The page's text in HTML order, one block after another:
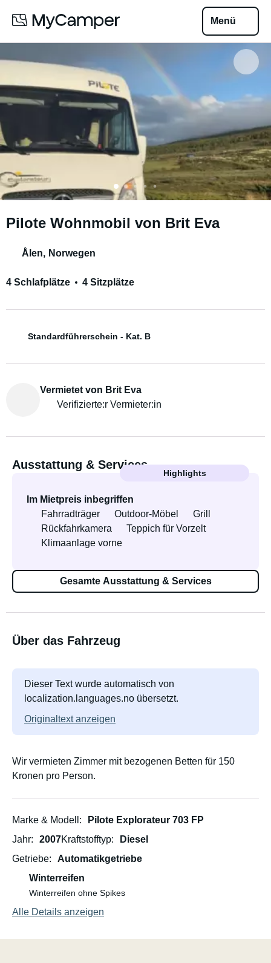
Menü
Pilote Wohnmobil von Brit Eva
Ålen, Norwegen
4 Schlafplätze 4 Sitzplätze
Standardführerschein - Kat. B
Vermietet von Brit Eva
Verifizierte:r Vermieter:in
Ausstattung & Services
Highlights
Im Mietpreis inbegriffen
Fahrradträger
Outdoor-Möbel
Grill
Rückfahrkamera
Teppich für Vorzelt
Klimaanlage vorne
Gesamte Ausstattung & Services
Über das Fahrzeug
Dieser Text wurde automatisch von
localization.languages.no übersetzt.
Originaltext anzeigen
Wir vermieten Zimmer mit bezogenen Betten für 150
Kronen pro Person.
Marke & Modell
Pilote Explorateur 703 FP
Jahr
2007Kraftstofftyp
Diesel
Getriebe
Automatikgetriebe
Winterreifen
Winterreifen ohne Spikes
Alle Details anzeigen